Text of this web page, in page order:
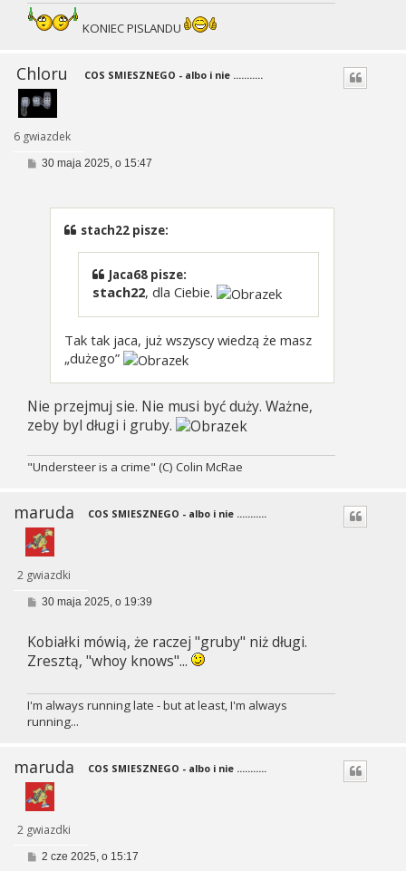
KONIEC PISLANDU
Chloru
6 gwiazdek
COS SMIESZNEGO - albo i nie ...........
P30 maja 2025, o 15:47
stach22 pisze:
Jaca68 pisze:
stach22, dla Ciebie.
Tak tak jaca, już wszyscy wiedzą że masz
„dużego”
Nie przejmuj sie. Nie musi być duży. Ważne,
zeby byl długi i gruby.
"Understeer is a crime" (C) Colin McRae
maruda
2 gwiazdki
COS SMIESZNEGO - albo i nie ...........
P
t
30 maja 2025, o 19:39
Kobiałki mówią, że raczej "gruby" niż długi.
Zresztą, "whoy knows"...
I'm always running late - but at least, I'm always
running...
maruda
2 gwiazdki
COS SMIESZNEGO - albo i nie ...........
P2 cze 2025, o 15:17